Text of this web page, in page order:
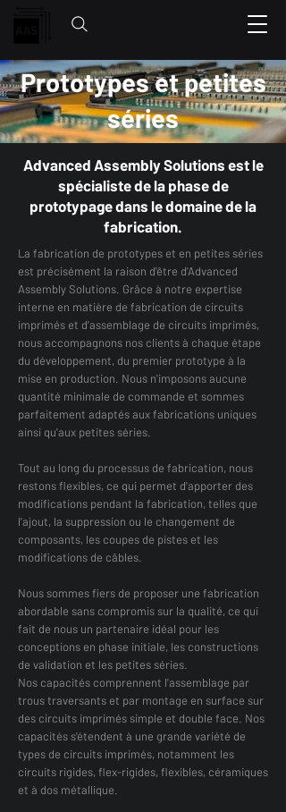
Prototypes et petites
séries
Advanced Assembly Solutions est le
spécialiste de la phase de
prototypage dans le domaine de la
fabrication.
La fabrication de prototypes et en petites séries
est précisément la raison d'être d'Advanced
Assembly Solutions. Grâce à notre expertise
interne en matière de fabrication de circuits
imprimés et d'assemblage de circuits imprimés,
nous accompagnons nos clients à chaque étape
du développement, du premier prototype à la
mise en production. Nous n'imposons aucune
quantité minimale de commande et sommes
parfaitement adaptés aux fabrications uniques
ainsi qu'aux petites séries.
Tout au long du processus de fabrication, nous
restons flexibles, ce qui permet d'apporter des
modifications pendant la fabrication, telles que
l'ajout, la suppression ou le changement de
composants, les coupes de pistes et les
modifications de câbles.
Nous sommes fiers de proposer une fabrication
abordable sans compromis sur la qualité, ce qui
fait de nous un partenaire idéal pour les
conceptions en phase initiale, les constructions
de validation et les petites séries.
Nos capacités comprennent l'assemblage par
trous traversants et par montage en surface sur
des circuits imprimés simple et double face. Nos
capacités s'étendent à une grande variété de
types de circuits imprimés, notamment les
circuits rigides, flex-rigides, flexibles, céramiques
et à dos métallique.